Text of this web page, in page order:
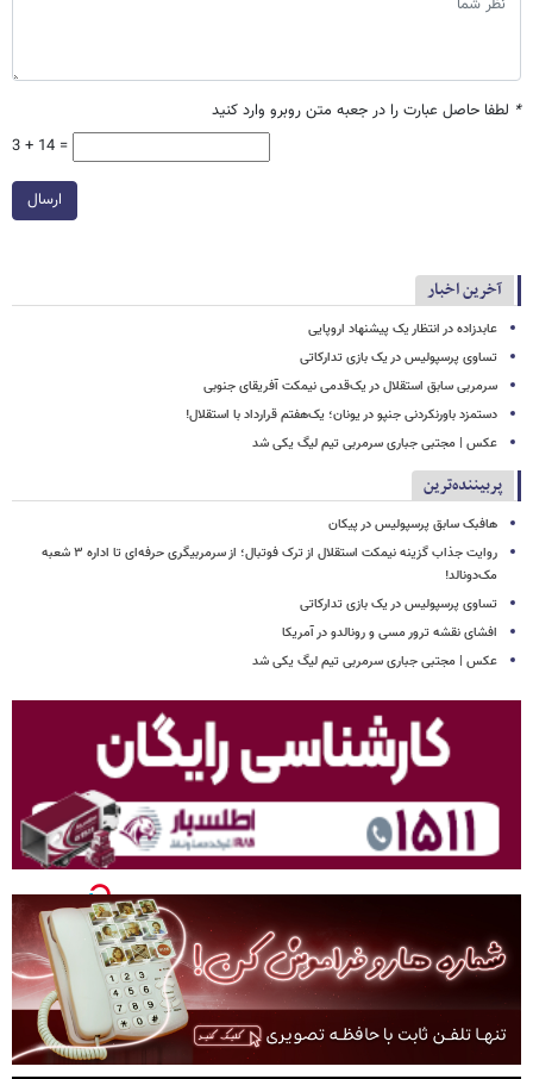
* لطفا حاصل عبارت را در جعبه متن روبرو وارد کنید
3 + 14 =
ارسال
آخرین اخبار
عابدزاده در انتظار یک پیشنهاد اروپایی
تساوی پرسپولیس در یک بازی تدارکاتی
سرمربی سابق استقلال در یک‌قدمی نیمکت آفریقای جنوبی
دستمزد باورنکردنی جنپو در یونان؛ یک‌هفتم قرارداد با استقلال!
عکس | مجتبی جباری سرمربی تیم لیگ یکی شد
پربیننده‌ترین
هافبک سابق پرسپولیس در پیکان
روایت جذاب گزینه نیمکت استقلال از ترک فوتبال؛ از سرمربیگری حرفه‌ای تا اداره ۳ شعبه
مک‌دونالد!
تساوی پرسپولیس در یک بازی تدارکاتی
افشای نقشه ترور مسی و رونالدو در آمریکا
عکس | مجتبی جباری سرمربی تیم لیگ یکی شد